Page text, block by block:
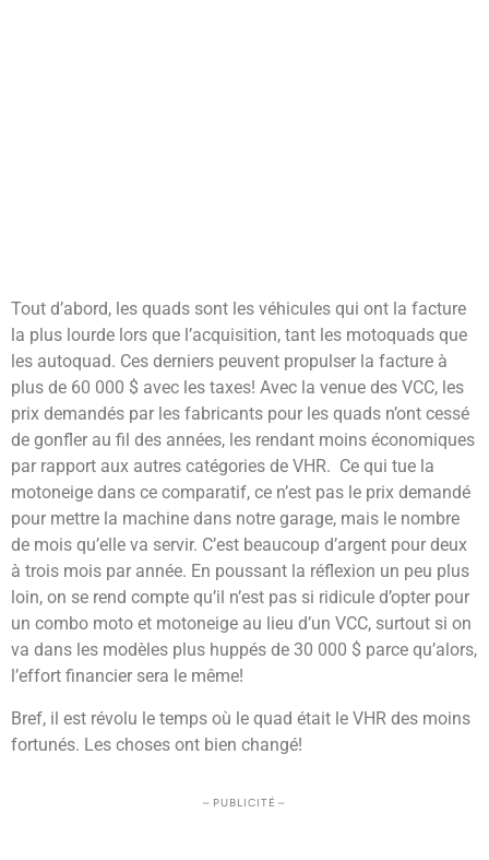
Tout d’abord, les quads sont les véhicules qui ont la facture
la plus lourde lors que l’acquisition, tant les motoquads que
les autoquad. Ces derniers peuvent propulser la facture à
plus de 60 000 $ avec les taxes! Avec la venue des VCC, les
prix demandés par les fabricants pour les quads n’ont cessé
de gonfler au fil des années, les rendant moins économiques
par rapport aux autres catégories de VHR. Ce qui tue la
motoneige dans ce comparatif, ce n’est pas le prix demandé
pour mettre la machine dans notre garage, mais le nombre
de mois qu’elle va servir. C’est beaucoup d’argent pour deux
à trois mois par année. En poussant la réflexion un peu plus
loin, on se rend compte qu’il n’est pas si ridicule d’opter pour
un combo moto et motoneige au lieu d’un VCC, surtout si on
va dans les modèles plus huppés de 30 000 $ parce qu’alors,
l’effort financier sera le même!
Bref, il est révolu le temps où le quad était le VHR des moins
fortunés. Les choses ont bien changé!
– PUBLICITÉ –